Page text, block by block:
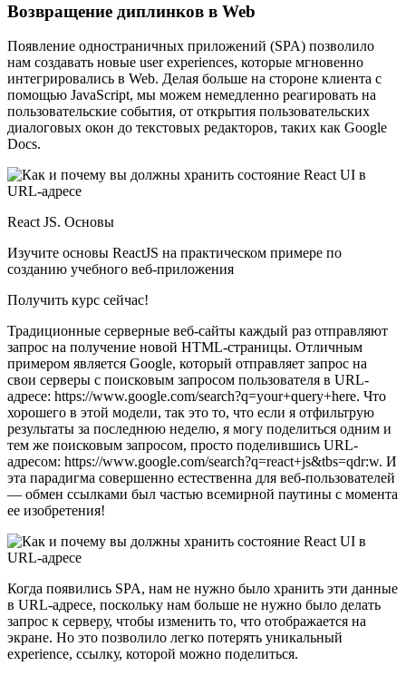
Возвращение диплинков в Web
Появление одностраничных приложений (SPA) позволило
нам создавать новые user experiences, которые мгновенно
интегрировались в Web. Делая больше на стороне клиента с
помощью JavaScript, мы можем немедленно реагировать на
пользовательские события, от открытия пользовательских
диалоговых окон до текстовых редакторов, таких как Google
Docs.
React JS. Основы
Изучите основы ReactJS на практическом примере по
созданию учебного веб-приложения
Получить курс сейчас!
Традиционные серверные веб-сайты каждый раз отправляют
запрос на получение новой HTML-страницы. Отличным
примером является Google, который отправляет запрос на
свои серверы с поисковым запросом пользователя в URL-
адресе: https://www.google.com/search?q=your+query+here. Что
хорошего в этой модели, так это то, что если я отфильтрую
результаты за последнюю неделю, я могу поделиться одним и
тем же поисковым запросом, просто поделившись URL-
адресом: https://www.google.com/search?q=react+js&tbs=qdr:w. И
эта парадигма совершенно естественна для веб-пользователей
— обмен ссылками был частью всемирной паутины с момента
ее изобретения!
Когда появились SPA, нам не нужно было хранить эти данные
в URL-адресе, поскольку нам больше не нужно было делать
запрос к серверу, чтобы изменить то, что отображается на
экране. Но это позволило легко потерять уникальный
experience, ссылку, которой можно поделиться.